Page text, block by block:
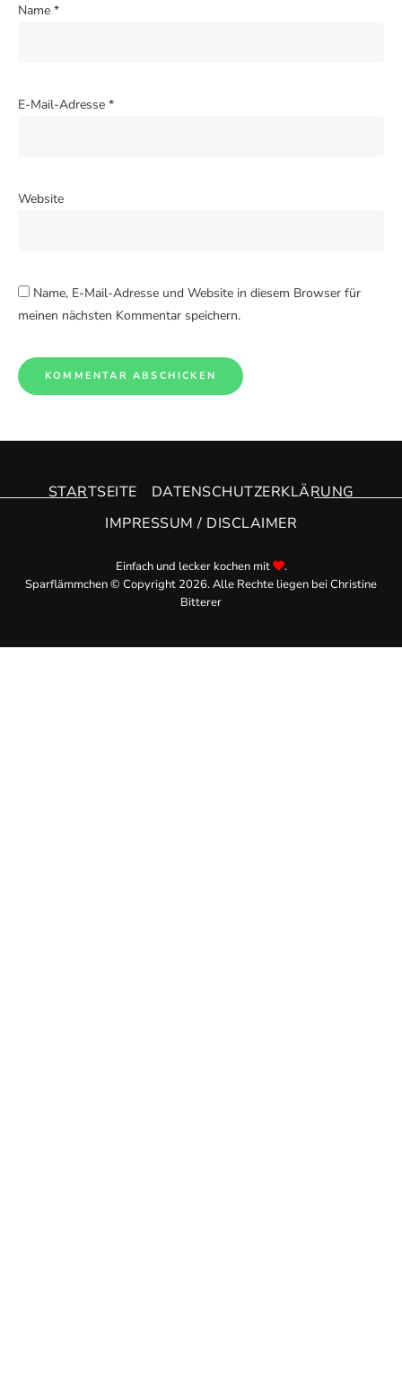
Name *
E-Mail-Adresse *
Website
Name, E-Mail-Adresse und Website in diesem Browser für
meinen nächsten Kommentar speichern.
STARTSEITE
DATENSCHUTZERKLÄRUNG
IMPRESSUM / DISCLAIMER
Einfach und lecker kochen mit
.
Sparflämmchen © Copyright 2026. Alle Rechte liegen bei Christine
Bitterer